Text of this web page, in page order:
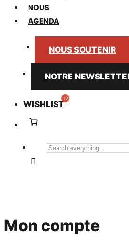
NOUS
AGENDA
NOUS SOUTENIR
NOTRE
WISHLIST
Search
Mon compte